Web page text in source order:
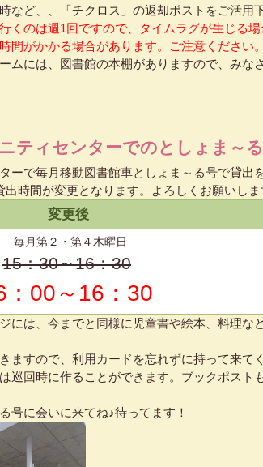
など、、「チクロス」の返却ポストをご活用
くのは週1回ですので、タイムラグが生じる場
間がかかる場合があります。ご注意ください。
ムには、図書館の本棚がありますので、みな
ティセンターでのとしょま～る
ーで毎月移動図書館車としょま～る号で貸出
時間が変更となります。よろしくお願いしま
変更後
毎月第２・第４木曜日
15：30～16：30
：00～16：30
には、今までと同様に児童書や絵本、料理な
ますので、利用カードを忘れずに持って来て
巡回時に作ることができます。ブックポスト
号に会いに来てね♪待ってます！